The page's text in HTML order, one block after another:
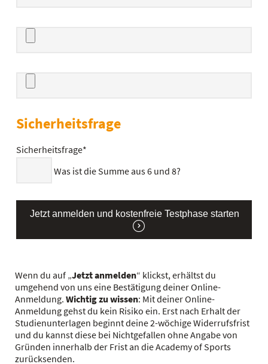
Datei 2
Datei 3
Sicherheitsfrage
Sicherheitsfrage*
Was ist die Summe aus 6 und 8?
Jetzt anmelden und kostenfreie Testphase starten
Wenn du auf „Jetzt anmelden“ klickst, erhältst du
umgehend von uns eine Bestätigung deiner Online-
Anmeldung. Wichtig zu wissen: Mit deiner Online-
Anmeldung gehst du kein Risiko ein. Erst nach Erhalt der
Studienunterlagen beginnt deine 2-wöchige Widerrufsfrist
und du kannst diese bei Nichtgefallen ohne Angabe von
Gründen innerhalb der Frist an die Academy of Sports
zurücksenden.